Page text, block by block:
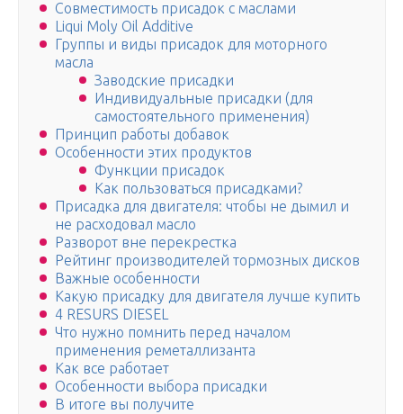
Совместимость присадок с маслами
Liqui Moly Oil Additive
Группы и виды присадок для моторного
масла
Заводские присадки
Индивидуальные присадки (для
самостоятельного применения)
Принцип работы добавок
Особенности этих продуктов
Функции присадок
Как пользоваться присадками?
Присадка для двигателя: чтобы не дымил и
не расходовал масло
Разворот вне перекрестка
Рейтинг производителей тормозных дисков
Важные особенности
Какую присадку для двигателя лучше купить
4 RESURS DIESEL
Что нужно помнить перед началом
применения реметаллизанта
Как все работает
Особенности выбора присадки
В итоге вы получите